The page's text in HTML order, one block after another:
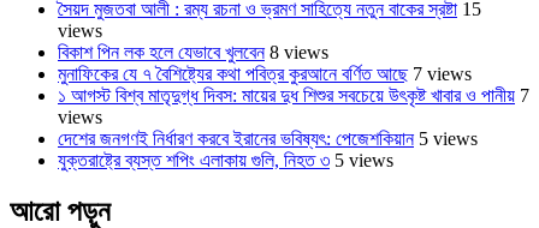
সৈয়দ মুজতবা আলী : রম্য রচনা ও ভ্রমণ সাহিত্যে নতুন বাকের স্রষ্টা 15
views
বিকাশ পিন লক হলে যেভাবে খুলবেন 8 views
মুনাফিকের যে ৭ বৈশিষ্ট্যের কথা পবিত্র কুরআনে বর্ণিত আছে 7 views
১ আগস্ট বিশ্ব মাতৃদুগ্ধ দিবস: মায়ের দুধ শিশুর সবচেয়ে উৎকৃষ্ট খাবার ও পানীয় 7
views
দেশের জনগণই নির্ধারণ করবে ইরানের ভবিষ্যৎ: পেজেশকিয়ান 5 views
যুক্তরাষ্ট্রে ব্যস্ত শপিং এলাকায় গুলি, নিহত ৩ 5 views
আরো পড়ুন